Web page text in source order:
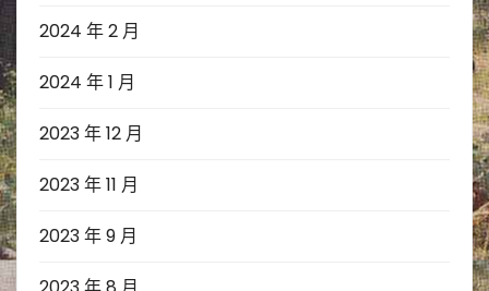
2024 年 2 月
2024 年 1 月
2023 年 12 月
2023 年 11 月
2023 年 9 月